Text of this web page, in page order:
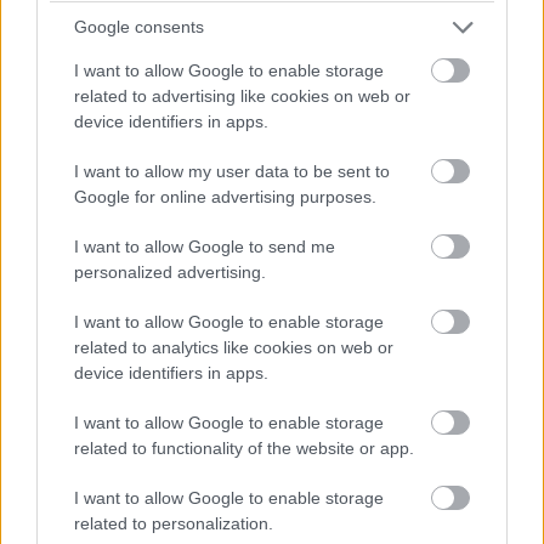
Google consents
I want to allow Google to enable storage
related to advertising like cookies on web or
device identifiers in apps.
I want to allow my user data to be sent to
Google for online advertising purposes.
I want to allow Google to send me
personalized advertising.
I want to allow Google to enable storage
related to analytics like cookies on web or
device identifiers in apps.
I want to allow Google to enable storage
related to functionality of the website or app.
I want to allow Google to enable storage
related to personalization.
lakónegyedet, Korkeasaari szigetét és Helsinki
Az infrastruktúra-tervezés szempontjából különösen
figyelemre méltó anyagválasztás áll a projekt mögött. A
vízbe merülő szerkezeti elemeknél speciális acélt és
betont alkalmaztak, amelyek ellenállnak a finn éghajlat
szélsőséges körülményeinek. A kábeles függőhíd
acélkábeleit kifejezetten a téli hó- és jégfelhalmozódás
infrastruktúra egyik legkritikusabb mérnöki kihívása.
A 135 méteres központi pilont és a híd homlokzatát
és az évszaknak megfelelően változtatja a fényhatást.
Ez nem csupán esztétikai döntés: a láthatóság és a
biztonság szempontjából is kritikus szempont egy olyan
hídon, amelyet kizárólag közösségi közlekedésre,